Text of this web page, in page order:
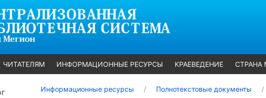
ЧИТАТЕЛЯМ ИНФОРМАЦИОННЫЕ РЕСУРСЫ КРАЕВЕДЕНИЕ СТРАНА
Информационные ресурсы Полнотекстовые документы